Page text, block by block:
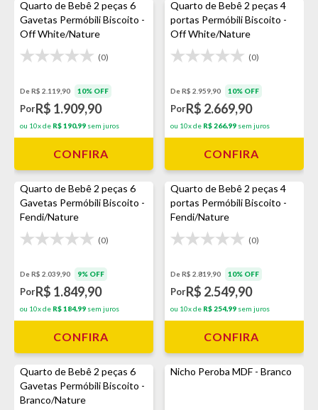
Quarto de Bebê 2 peças 6
Gavetas Permóbili Biscoito -
Off White/Nature
(0)
De R$ 2.119,90 10% OFF
PorR$ 1.909,90
ou 10x de R$ 190,99 sem juros
CONFIRA
Quarto de Bebê 2 peças 4
portas Permóbili Biscoito -
Off White/Nature
(0)
De R$ 2.959,90 10% OFF
PorR$ 2.669,90
ou 10x de R$ 266,99 sem juros
CONFIRA
Quarto de Bebê 2 peças 6
Gavetas Permóbili Biscoito -
Fendi/Nature
(0)
De R$ 2.039,90 9% OFF
PorR$ 1.849,90
ou 10x de R$ 184,99 sem juros
CONFIRA
Quarto de Bebê 2 peças 4
portas Permóbili Biscoito -
Fendi/Nature
(0)
De R$ 2.819,90 10% OFF
PorR$ 2.549,90
ou 10x de R$ 254,99 sem juros
CONFIRA
Quarto de Bebê 2 peças 6
Gavetas Permóbili Biscoito -
Branco/Nature
Nicho Peroba MDF - Branco